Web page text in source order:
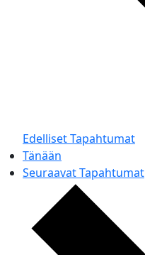
EdellisetTapahtumat
Tänään
SeuraavatTapahtumat